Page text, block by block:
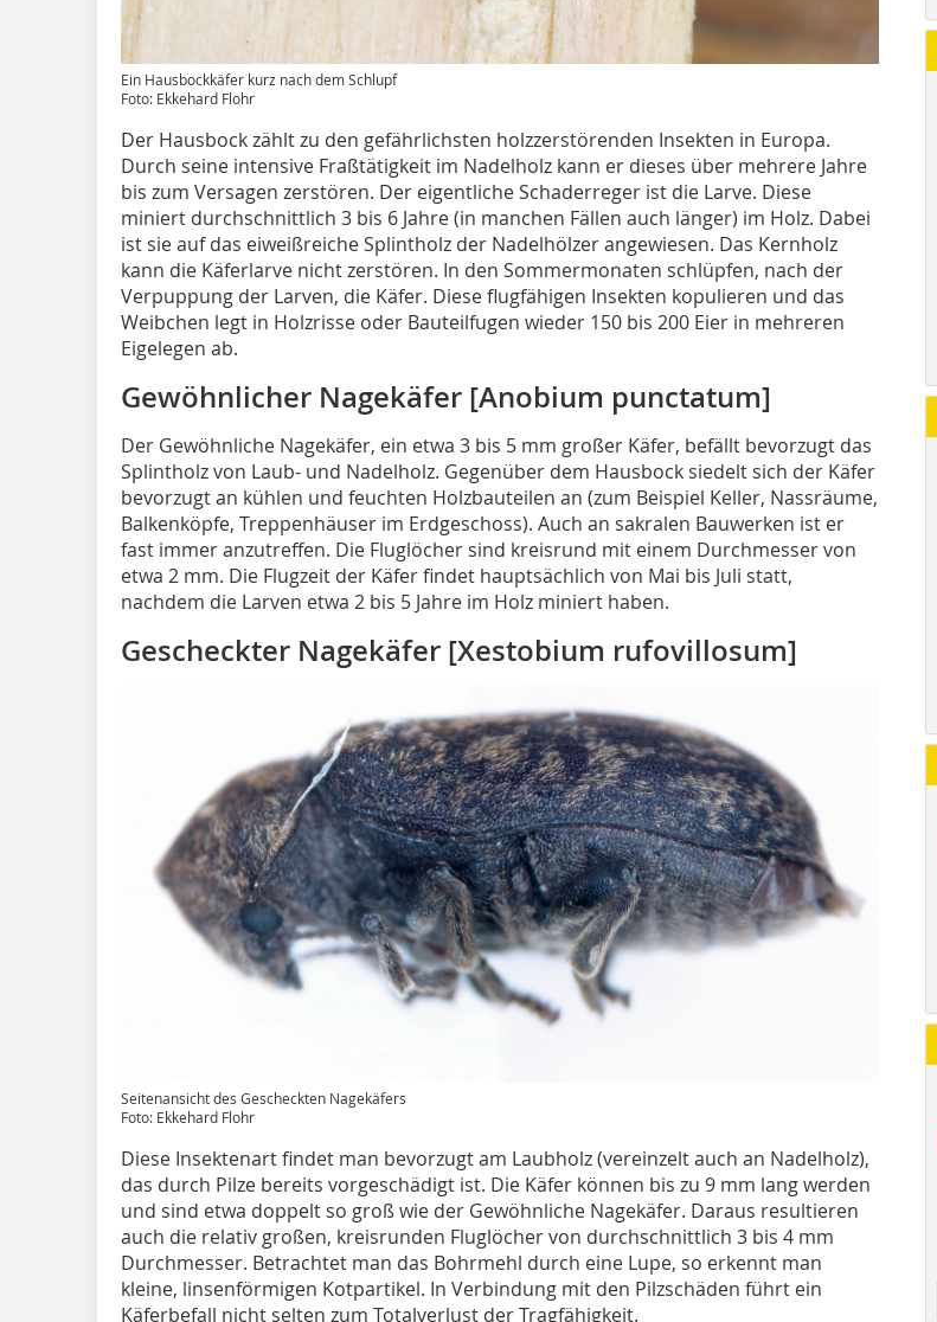
Ein Hausbockkäfer kurz nach dem Schlupf
Foto: Ekkehard Flohr
Der Hausbock zählt zu den gefährlichsten holzzerstörenden Insekten in Europa.
Durch seine intensive Fraßtätigkeit im Nadelholz kann er dieses über mehrere Jahre
bis zum Versagen zerstören. Der eigentliche Schaderreger ist die Larve. Diese
miniert durchschnittlich 3 bis 6 Jahre (in manchen Fällen auch länger) im Holz. Dabei
ist sie auf das eiweißreiche Splintholz der Nadelhölzer angewiesen. Das Kernholz
kann die Käferlarve nicht zerstören. In den ­Sommermonaten schlüpfen, nach der
Verpuppung der Larven, die Käfer. Diese flugfähigen Insekten kopulieren und das
Weibchen legt in Holzrisse oder Bauteilfugen wieder 150 bis 200 Eier in mehreren
Eigelegen ab.
Gewöhnlicher Nagekäfer [Anobium punctatum]
Der Gewöhnliche Nagekäfer, ein etwa 3 bis 5 mm großer Käfer, befällt bevorzugt das
Splintholz von Laub- und Nadelholz. Gegenüber dem Hausbock siedelt sich der Käfer
bevorzugt an kühlen und feuchten Holzbauteilen an (zum Beispiel Keller, Nassräume,
Balkenköpfe, Treppenhäuser im Erdgeschoss). Auch an sakralen Bauwerken ist er
fast immer anzutreffen. Die Fluglöcher sind kreisrund mit einem Durchmesser von
etwa 2 mm. Die Flugzeit der Käfer findet hauptsächlich von Mai bis Juli statt,
nachdem die Larven etwa 2 bis 5 Jahre im Holz miniert haben.
Gescheckter Nagekäfer [Xestobium rufovillosum]
Seitenansicht des Gescheckten Nagekäfers
Foto: Ekkehard Flohr
Diese Insektenart findet man bevorzugt am Laubholz (vereinzelt auch an Nadelholz),
das durch Pilze bereits vorgeschädigt ist. Die Käfer können bis zu 9 mm lang werden
und sind etwa doppelt so groß wie der Gewöhnliche Nagekäfer. Daraus resultieren
auch die relativ großen, kreisrunden Fluglöcher von durchschnittlich 3 bis 4 mm
Durchmesser. Betrachtet man das Bohrmehl durch eine Lupe, so erkennt man
kleine, linsenförmigen Kotpartikel. In Verbindung mit den Pilzschäden führt ein
Käferbefall nicht selten zum Totalverlust der Tragfähigkeit.